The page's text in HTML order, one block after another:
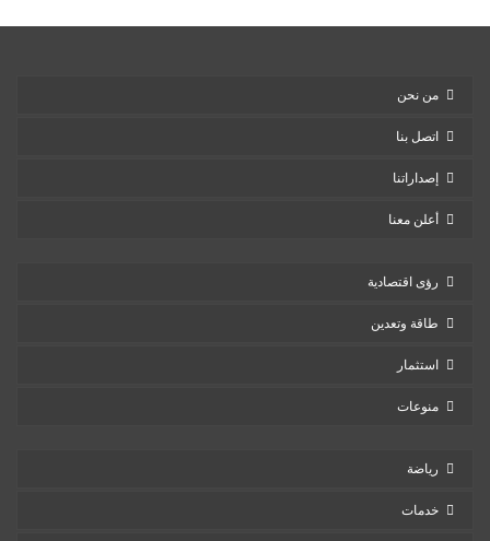
من نحن
اتصل بنا
إصداراتنا
أعلن معنا
رؤى اقتصادية
طاقة وتعدين
استثمار
منوعات
رياضة
خدمات